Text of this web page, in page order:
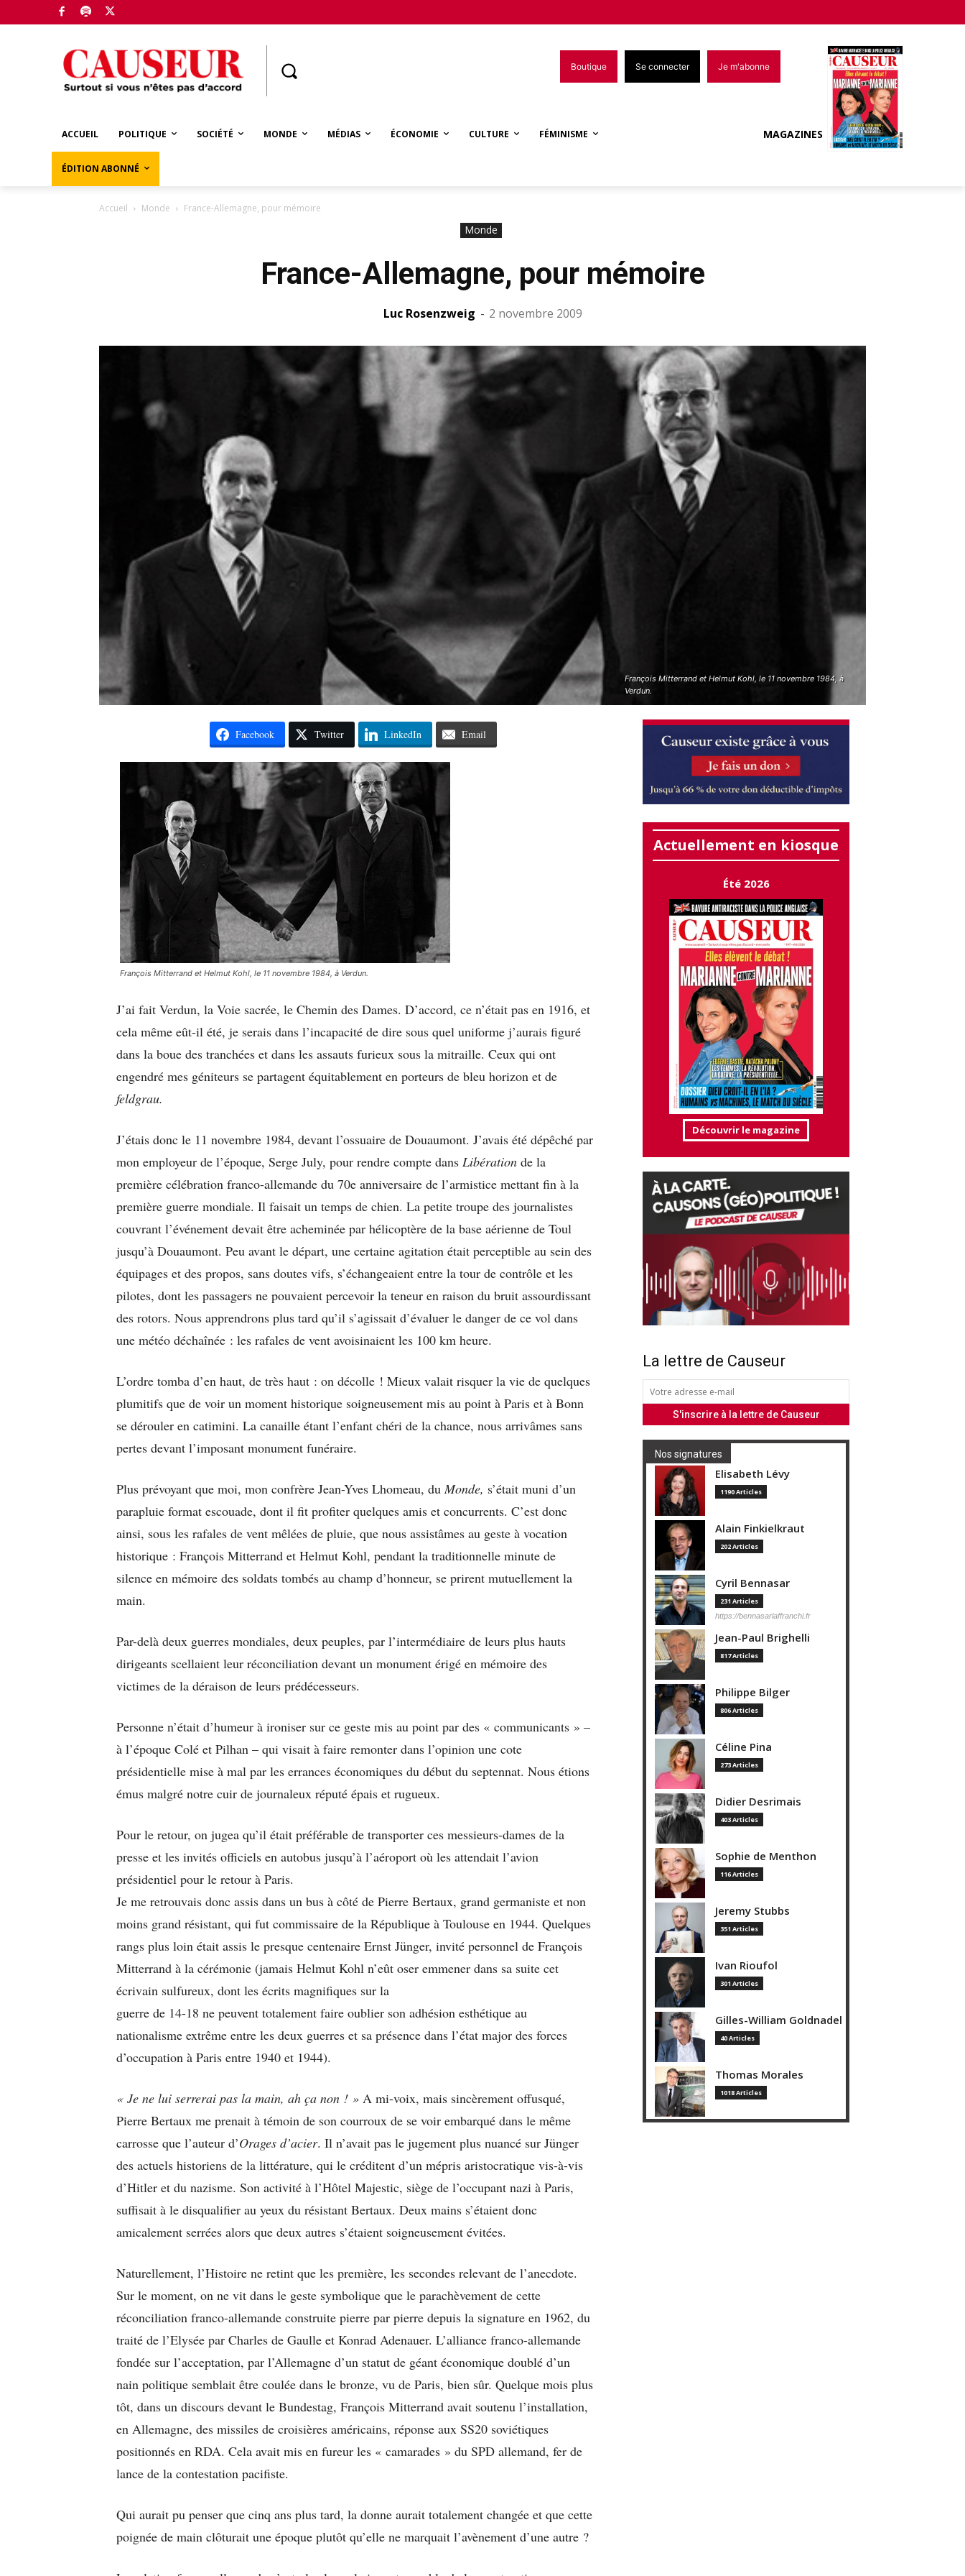
Boutique Se connecter Je m'abonne
ACCUEIL POLITIQUE SOCIÉTÉ MONDE MÉDIAS ÉCONOMIE CULTURE FÉMINISME
ÉDITION ABONNÉ
MAGAZINES
Accueil Monde France-Allemagne, pour mémoire
Monde
France-Allemagne, pour mémoire
Luc Rosenzweig - 2 novembre 2009
François Mitterrand et Helmut Kohl, le 11 novembre 1984, à
Verdun.
Facebook Twitter LinkedIn Email
François Mitterrand et Helmut Kohl, le 11 novembre 1984, à Verdun.
J’ai fait Verdun, la Voie sacrée, le Chemin des Dames. D’accord, ce n’était pas en 1916, et
cela même eût-il été, je serais dans l’incapacité de dire sous quel uniforme j’aurais figuré
dans la boue des tranchées et dans les assauts furieux sous la mitraille. Ceux qui ont
engendré mes géniteurs se partagent équitablement en porteurs de bleu horizon et de
feldgrau.
J’étais donc le 11 novembre 1984, devant l’ossuaire de Douaumont. J’avais été dépêché par
mon employeur de l’époque, Serge July, pour rendre compte dans Libération de la
première célébration franco-allemande du 70e anniversaire de l’armistice mettant fin à la
première guerre mondiale. Il faisait un temps de chien. La petite troupe des journalistes
couvrant l’événement devait être acheminée par hélicoptère de la base aérienne de Toul
jusqu’à Douaumont. Peu avant le départ, une certaine agitation était perceptible au sein des
équipages et des propos, sans doutes vifs, s’échangeaient entre la tour de contrôle et les
pilotes, dont les passagers ne pouvaient percevoir la teneur en raison du bruit assourdissant
des rotors. Nous apprendrons plus tard qu’il s’agissait d’évaluer le danger de ce vol dans
une météo déchaînée : les rafales de vent avoisinaient les 100 km heure.
L’ordre tomba d’en haut, de très haut : on décolle ! Mieux valait risquer la vie de quelques
plumitifs que de voir un moment historique soigneusement mis au point à Paris et à Bonn
se dérouler en catimini. La canaille étant l’enfant chéri de la chance, nous arrivâmes sans
pertes devant l’imposant monument funéraire.
Plus prévoyant que moi, mon confrère Jean-Yves Lhomeau, du Monde, s’était muni d’un
parapluie format escouade, dont il fit profiter quelques amis et concurrents. C’est donc
ainsi, sous les rafales de vent mêlées de pluie, que nous assistâmes au geste à vocation
historique : François Mitterrand et Helmut Kohl, pendant la traditionnelle minute de
silence en mémoire des soldats tombés au champ d’honneur, se prirent mutuellement la
main.
Par-delà deux guerres mondiales, deux peuples, par l’intermédiaire de leurs plus hauts
dirigeants scellaient leur réconciliation devant un monument érigé en mémoire des
victimes de la déraison de leurs prédécesseurs.
Personne n’était d’humeur à ironiser sur ce geste mis au point par des « communicants » –
à l’époque Colé et Pilhan – qui visait à faire remonter dans l’opinion une cote
présidentielle mise à mal par les errances économiques du début du septennat. Nous étions
émus malgré notre cuir de journaleux réputé épais et rugueux.
Pour le retour, on jugea qu’il était préférable de transporter ces messieurs-dames de la
presse et les invités officiels en autobus jusqu’à l’aéroport où les attendait l’avion
présidentiel pour le retour à Paris.
Je me retrouvais donc assis dans un bus à côté de Pierre Bertaux, grand germaniste et non
moins grand résistant, qui fut commissaire de la République à Toulouse en 1944. Quelques
rangs plus loin était assis le presque centenaire Ernst Jünger, invité personnel de François
Mitterrand à la cérémonie (jamais Helmut Kohl n’eût oser emmener dans sa suite cet
écrivain sulfureux, dont les écrits magnifiques sur la
guerre de 14-18 ne peuvent totalement faire oublier son adhésion esthétique au
nationalisme extrême entre les deux guerres et sa présence dans l’état major des forces
d’occupation à Paris entre 1940 et 1944).
« Je ne lui serrerai pas la main, ah ça non ! » A mi-voix, mais sincèrement offusqué,
Pierre Bertaux me prenait à témoin de son courroux de se voir embarqué dans le même
carrosse que l’auteur d’Orages d’acier. Il n’avait pas le jugement plus nuancé sur Jünger
des actuels historiens de la littérature, qui le créditent d’un mépris aristocratique vis-à-vis
d’Hitler et du nazisme. Son activité à l’Hôtel Majestic, siège de l’occupant nazi à Paris,
suffisait à le disqualifier au yeux du résistant Bertaux. Deux mains s’étaient donc
amicalement serrées alors que deux autres s’étaient soigneusement évitées.
Naturellement, l’Histoire ne retint que les première, les secondes relevant de l’anecdote.
Sur le moment, on ne vit dans le geste symbolique que le parachèvement de cette
réconciliation franco-allemande construite pierre par pierre depuis la signature en 1962, du
traité de l’Elysée par Charles de Gaulle et Konrad Adenauer. L’alliance franco-allemande
fondée sur l’acceptation, par l’Allemagne d’un statut de géant économique doublé d’un
nain politique semblait être coulée dans le bronze, vu de Paris, bien sûr. Quelque mois plus
tôt, dans un discours devant le Bundestag, François Mitterrand avait soutenu l’installation,
en Allemagne, des missiles de croisières américains, réponse aux SS20 soviétiques
positionnés en RDA. Cela avait mis en fureur les « camarades » du SPD allemand, fer de
lance de la contestation pacifiste.
Qui aurait pu penser que cinq ans plus tard, la donne aurait totalement changée et que cette
poignée de main clôturait une époque plutôt qu’elle ne marquait l’avènement d’une autre ?
Actuellement en kiosque
Été 2026
Découvrir le magazine
La lettre de Causeur
Nos signatures
Elisabeth Lévy
1190 Articles
Alain Finkielkraut
202 Articles
Cyril Bennasar
231 Articles
https://bennasarlaffranchi.fr
Jean-Paul Brighelli
817 Articles
Philippe Bilger
806 Articles
Céline Pina
273 Articles
Didier Desrimais
403 Articles
Sophie de Menthon
116 Articles
Jeremy Stubbs
351 Articles
Ivan Rioufol
301 Articles
Gilles-William Goldnadel
40 Articles
Thomas Morales
1018 Articles